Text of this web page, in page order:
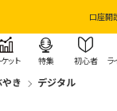
口座開
ット 特集 初心者 ラ
き デジタル